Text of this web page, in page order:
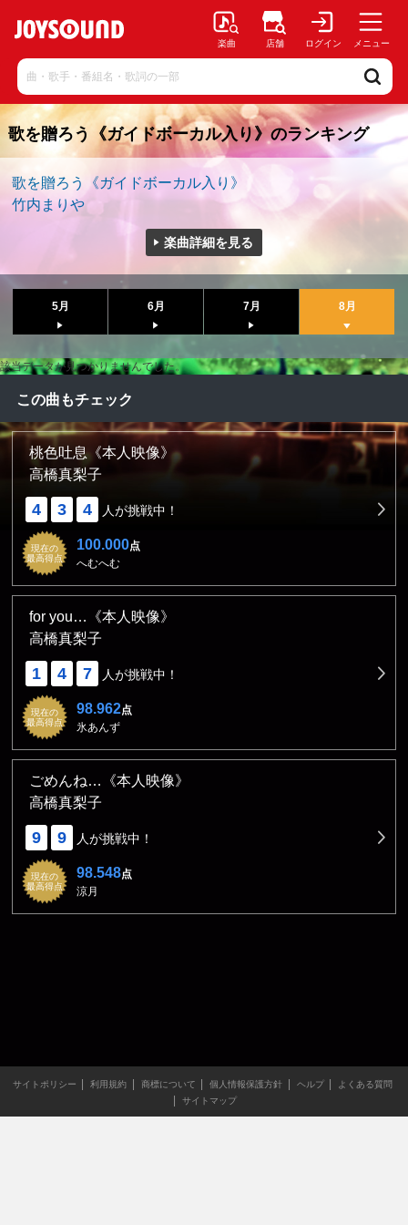
楽曲 店舗 ログイン メニュー
歌を贈ろう《ガイドボーカル入り》のランキング
歌を贈ろう《ガイドボーカル入り》
竹内まりや
楽曲詳細を見る
5月 6月 7月 8月
該当データが見つかりませんでした。
この曲もチェック
桃色吐息《本人映像》
高橋真梨子
4 3 4 人が挑戦中！
現在の
最高得点
100.000点
へむへむ
for you…《本人映像》
高橋真梨子
1 4 7 人が挑戦中！
現在の
最高得点
98.962点
氷あんず
ごめんね…《本人映像》
高橋真梨子
9 9 人が挑戦中！
現在の
最高得点
98.548点
涼月
サイトポリシー 利用規約 商標について 個人情報保護方針 ヘルプ
よくある質問
サイトマップ